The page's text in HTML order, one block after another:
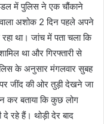
में पुलिस ने एक चौंकाने
वाला अशोक 2 दिन पहले अपने
था। जांच में पता चला कि
था और गिरफ्तारी से
के अनुसार मंगलवार सुबह
जींद की ओर तुड़ी देखने जा
कर बताया कि कुछ लोग
रहे हैं। थोड़ी देर बाद